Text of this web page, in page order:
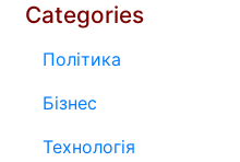
Categories
Політика
Бізнес
Технологія